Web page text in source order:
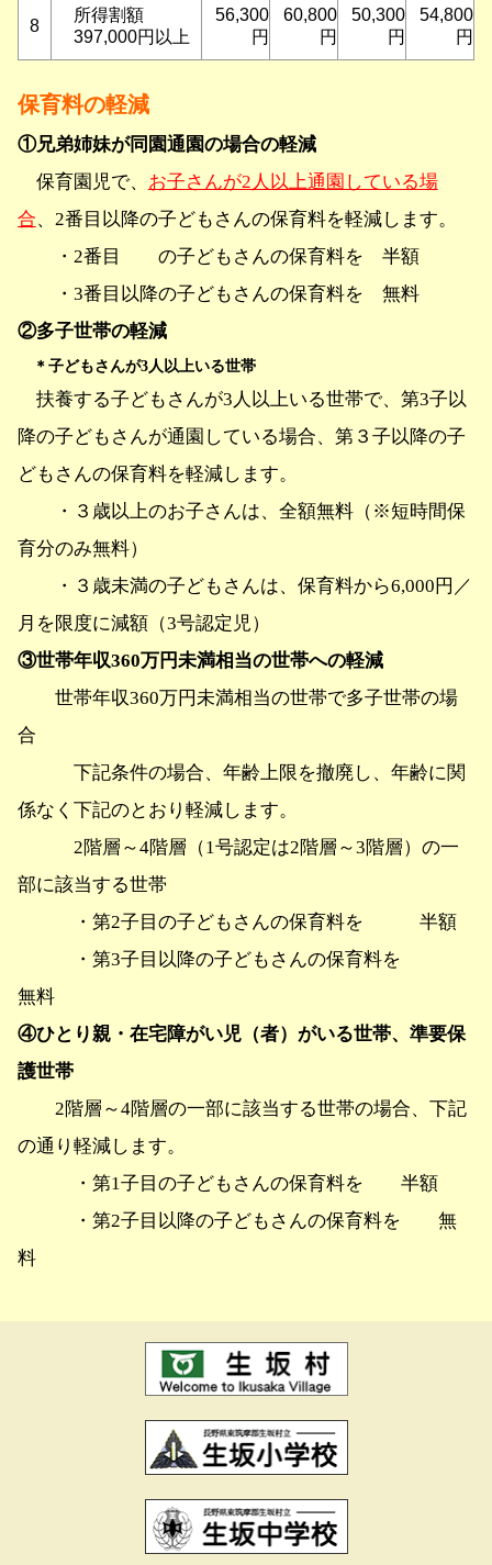
8
所得割額
397,000円以上
56,300
円
60,800
円
50,300
円
54,800
円
保育料の軽減
①兄弟姉妹が同園通園の場合の軽減
保育園児で、 お子さんが2人以上通園している場
合、2番目以降の子どもさんの保育料を軽減します。
・2番目 の子どもさんの保育料を 半額
・3番目以降の子どもさんの保育料を 無料
②多子世帯の軽減
＊子どもさんが3人以上いる世帯
扶養する子どもさんが3人以上いる世帯で、第3子以
降の子どもさんが通園している場合、第３子以降の子
どもさんの保育料を軽減します。
・３歳以上のお子さんは、全額無料（※短時間保
育分のみ無料）
・３歳未満の子どもさんは、保育料から6,000円／
月を限度に減額（3号認定児）
③世帯年収360万円未満相当の世帯への軽減
世帯年収360万円未満相当の世帯で多子世帯の場
合
下記条件の場合、年齢上限を撤廃し、年齢に関
係なく下記のとおり軽減します。
2階層～4階層（1号認定は2階層～3階層）の一
部に該当する世帯
・第2子目の子どもさんの保育料を 半額
・第3子目以降の子どもさんの保育料を
無料
④ひとり親・在宅障がい児（者）がいる世帯、準要保
護世帯
2階層～4階層の一部に該当する世帯の場合、下記
の通り軽減します。
・第1子目の子どもさんの保育料を 半額
・第2子目以降の子どもさんの保育料を 無
料